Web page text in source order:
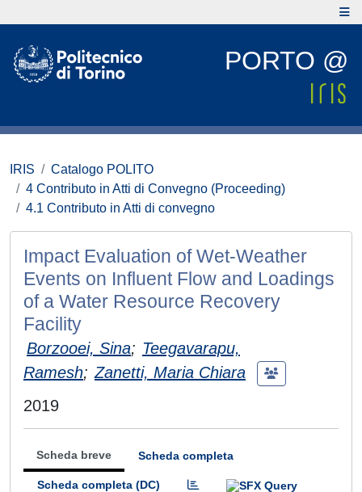
PORTO @
IRIS
Catalogo POLITO
4 Contributo in Atti di Convegno (Proceeding)
4.1 Contributo in Atti di convegno
Impact Evaluation of Wet-Weather
Events on Influent Flow and Loadings
of a Water Resource Recovery
Facility
Borzooei, Sina; Teegavarapu,
Ramesh; Zanetti, Maria Chiara
2019
Scheda breve Scheda completa
Scheda completa (DC)